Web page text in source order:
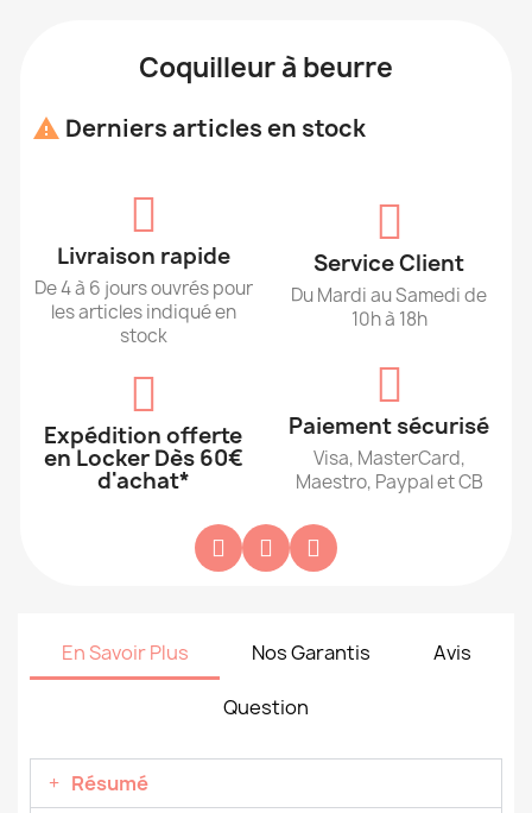
Coquilleur à beurre
 Derniers articles en stock
Livraison rapide
De 4 à 6 jours ouvrés pour
les articles indiqué en
stock
Expédition offerte
en Locker Dès 60€
d'achat*
Service Client
Du Mardi au Samedi de
10h à 18h
Paiement sécurisé
Visa, MasterCard,
Maestro, Paypal et CB
En Savoir Plus Nos Garantis Avis
Question
Résumé